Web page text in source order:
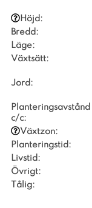
Höjd:
Bredd:
Läge:
Växtsätt:
Jord:
Planteringsavstånd
c/c:
Växtzon:
Planteringstid:
Livstid:
Övrigt:
Tålig: